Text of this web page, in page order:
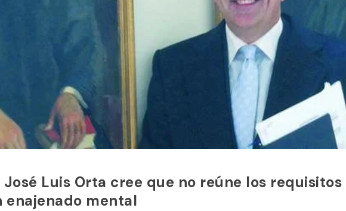
José Luis Orta cree que no reúne los requisitos
enajenado mental